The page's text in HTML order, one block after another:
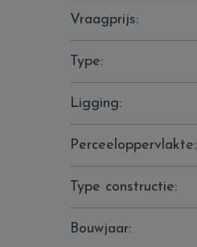
Vraagprijs:
Type:
Ligging:
Perceeloppervlakte:
Type constructie:
Bouwjaar: